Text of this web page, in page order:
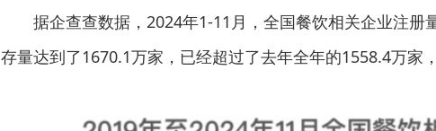
据企查查数据，2024年1-11月，全国餐饮相关企业注册
存量达到了1670.1万家，已经超过了去年全年的1558.4万家